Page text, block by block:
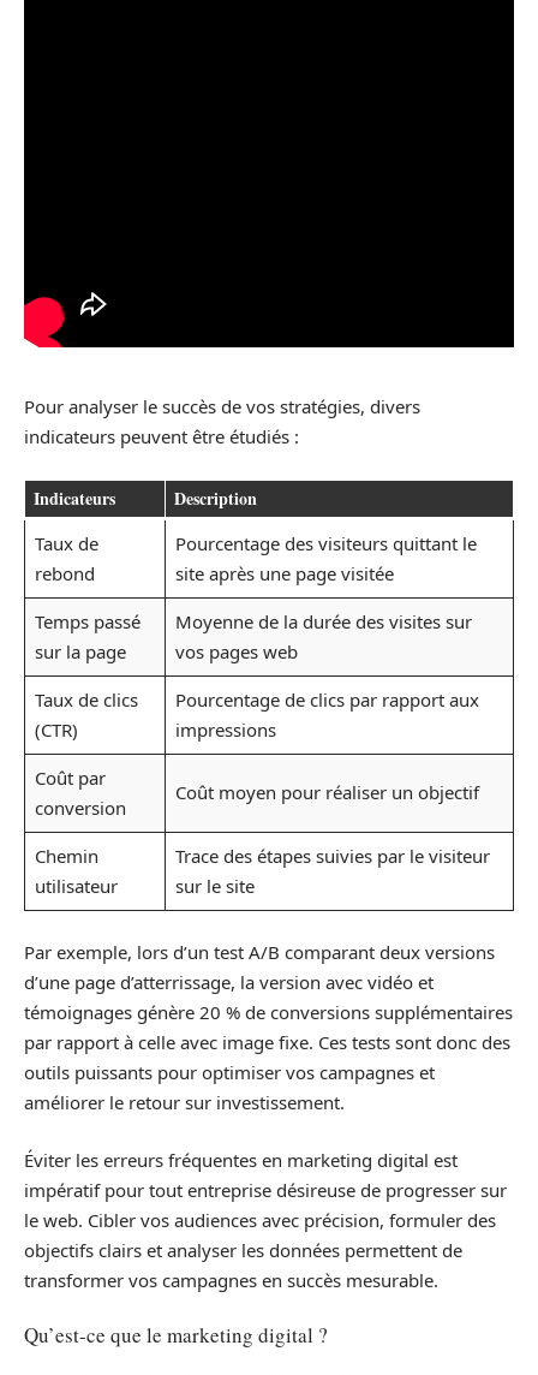
Pour analyser le succès de vos stratégies, divers
indicateurs peuvent être étudiés :
Indicateurs Description
Taux de
rebond
Pourcentage des visiteurs quittant le
site après une page visitée
Temps passé
sur la page
Moyenne de la durée des visites sur
vos pages web
Taux de clics
(CTR)
Pourcentage de clics par rapport aux
impressions
Coût par
conversion
Coût moyen pour réaliser un objectif
Chemin
utilisateur
Trace des étapes suivies par le visiteur
sur le site
Par exemple, lors d’un test A/B comparant deux versions
d’une page d’atterrissage, la version avec vidéo et
témoignages génère 20 % de conversions supplémentaires
par rapport à celle avec image fixe. Ces tests sont donc des
outils puissants pour optimiser vos campagnes et
améliorer le retour sur investissement.
Éviter les erreurs fréquentes en marketing digital est
impératif pour tout entreprise désireuse de progresser sur
le web. Cibler vos audiences avec précision, formuler des
objectifs clairs et analyser les données permettent de
transformer vos campagnes en succès mesurable.
Qu’est-ce que le marketing digital ?